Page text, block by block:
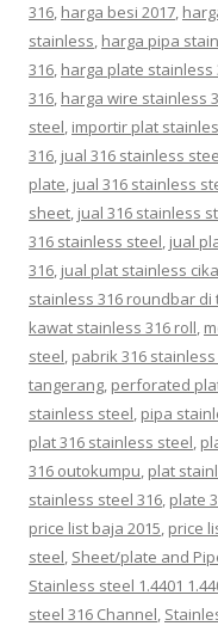
316, harga besi 2017,
stainless, harga pipa
316, harga plate stainless
316, harga wire stainless
steel, importir plat
316, jual 316 stainless
plate, jual 316 stainless
sheet, jual 316 stainless
316 stainless steel, jual
316, jual plat stainless
stainless 316 roundbar di
kawat stainless 316 roll,
steel, pabrik 316
tangerang, perforated
stainless steel, pipa
plat 316 stainless steel,
316 outokumpu, plat
stainless steel 316, plate
price list baja 2015, price
steel, Sheet/plate and
Stainless steel 1.4401
steel 316 Channel,